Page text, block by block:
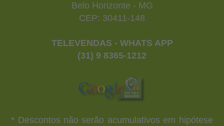
Belo Horizonte - MG
CEP: 30411-148
TELEVENDAS - WHATS APP
(31) 9 8365-1212
* Descontos não serão acumulativos em hipótese